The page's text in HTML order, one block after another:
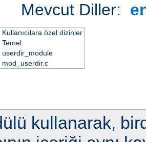
Mevcut Diller:
Kullanıcılara özel dizinler
Temel
userdir_module
mod_userdir.c
kullanarak,